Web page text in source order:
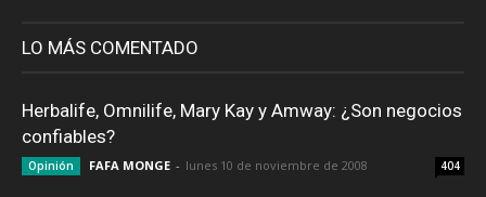
LO MÁS COMENTADO
Herbalife, Omnilife, Mary Kay y Amway: ¿Son negocios
confiables?
Opinión FAFA MONGE - lunes 10 de noviembre de 2008 404